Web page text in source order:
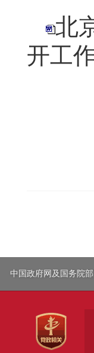
北
开工
中国政府网及国务院